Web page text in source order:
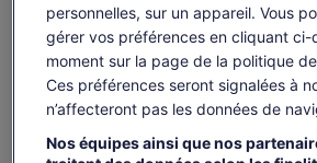
- 41 € 41 €
Le
prix
de 87 €.
87 €
taxes et frais compris
Voir les
Il est possible que le contenu
provienne d’une traduction
Afficher le texte d’origine
Donner mon avis sur cette
personnelles, sur un appareil. Vous
gérer vos préférences en cliquant ci-
moment sur la page de la politique
Ces préférences seront signalées à
n’affecteront pas les données de
Nos équipes ainsi que nos